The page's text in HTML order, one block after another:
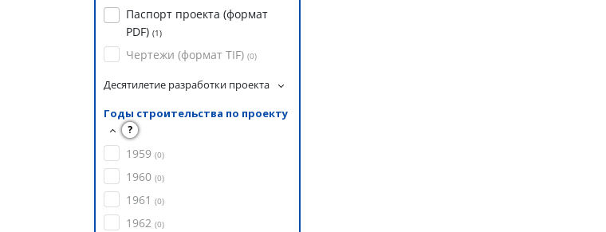
Паспорт проекта (формат
PDF) (1)
Чертежи (формат TIF) (0)
Десятилетие разработки проекта
Годы строительства по проекту
?
1959 (0)
1960 (0)
1961 (0)
1962 (0)